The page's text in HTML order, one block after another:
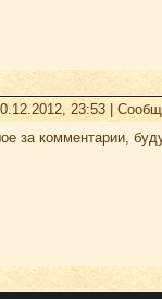
23:53 |
за комментарии,